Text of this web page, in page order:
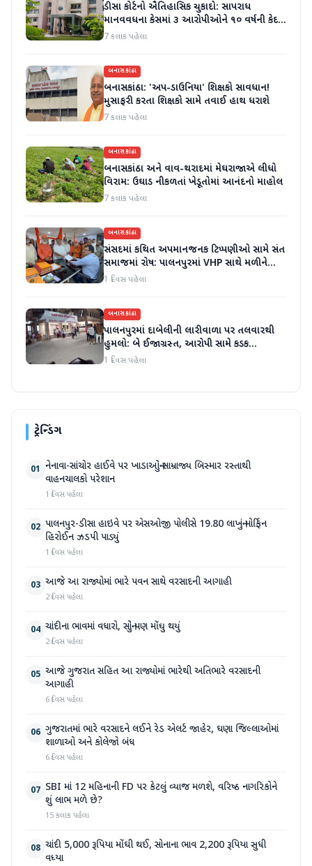
ડીસા કોર્ટનો ઐતિહાસિક ચુકાદો: સાપરાધ
માનવવધના કેસમાં ૩ આરોપીઓને ૧૦ વર્ષની કેદ
અને ૬ લાખનો દંડ
7 કલાક પહેલા
બનાસકાંઠા
બનાસકાંઠા: 'અપ-ડાઉનિયા' શિક્ષકો સાવધાન!
મુસાફરી કરતા શિક્ષકો સામે તવાઈ હાથ ધરાશે
7 કલાક પહેલા
બનાસકાંઠા
બનાસકાંઠા અને વાવ-થરાદમાં મેઘરાજાએ લીધો
વિરામ: ઉઘાડ નીકળતાં ખેડૂતોમાં આનંદનો માહોલ
7 કલાક પહેલા
બનાસકાંઠા
સંસદમાં કથિત અપમાનજનક ટિપ્પણીઓ સામે સંત
સમાજમાં રોષ: પાલનપુરમાં VHP સાથે મળીને
અધિક કલેક્ટરને આવેદનપત્ર આપ્યું
1 દિવસ પહેલા
બનાસકાંઠા
પાલનપુરમાં દાબેલીની લારીવાળા પર તલવારથી
હુમલો: બે ઈજાગ્રસ્ત, આરોપી સામે કડક
કાર્યવાહીની માંગ
1 દિવસ પહેલા
ટ્રેન્ડિંગ
01 નેનાવા-સાંચોર હાઈવે પર ખાડાઓનું સામ્રાજ્ય બિસ્માર રસ્તાથી
વાહનચાલકો પરેશાન
1 દિવસ પહેલા
02 પાલનપુર-ડીસા હાઇવે પર એસઓજી પોલીસે 19.80 લાખનું મોર્ફિન
હિરોઈન ઝડપી પાડ્યું
1 દિવસ પહેલા
03 આજે આ રાજ્યોમાં ભારે પવન સાથે વરસાદની આગાહી
2 દિવસ પહેલા
04 ચાંદીના ભાવમાં વધારો, સોનું પણ મોંઘુ થયું
2 દિવસ પહેલા
05 આજે ગુજરાત સહિત આ રાજ્યોમાં ભારેથી અતિભારે વરસાદની
આગાહી
6 દિવસ પહેલા
06 ગુજરાતમાં ભારે વરસાદને લઈને રેડ એલર્ટ જાહેર, ઘણા જિલ્લાઓમાં
શાળાઓ અને કોલેજો બંધ
6 દિવસ પહેલા
07 SBI માં 12 મહિનાની FD પર કેટલું વ્યાજ મળશે, વરિષ્ઠ નાગરિકોને
શું લાભ મળે છે?
15 કલાક પહેલા
08 ચાંદી 5,000 રૂપિયા મોંઘી થઈ, સોનાના ભાવ 2,200 રૂપિયા સુધી
વધ્યા